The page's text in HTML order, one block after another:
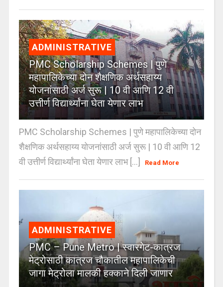
ADMINISTRATIVE
PMC Scholarship Schemes | पुणे
महापालिकेच्या दोन शैक्षणिक अर्थसहाय्य
योजनांसाठी अर्ज सुरू | 10 वी आणि 12 वी
उत्तीर्ण विद्यार्थ्यांना घेता येणार लाभ
PMC Scholarship Schemes | पुणे महापालिकेच्या दोन
शैक्षणिक अर्थसहाय्य योजनांसाठी अर्ज सुरू | 10 वी आणि 12
वी उत्तीर्ण विद्यार्थ्यांना घेता येणार लाभ [...]
Read More
ADMINISTRATIVE
PMC – Pune Metro | स्वारगेट-कात्रज
मेट्रोसाठी कात्रज चौकातील महापालिकेची
जागा मेट्रोला मालकी हक्काने दिली जाणार